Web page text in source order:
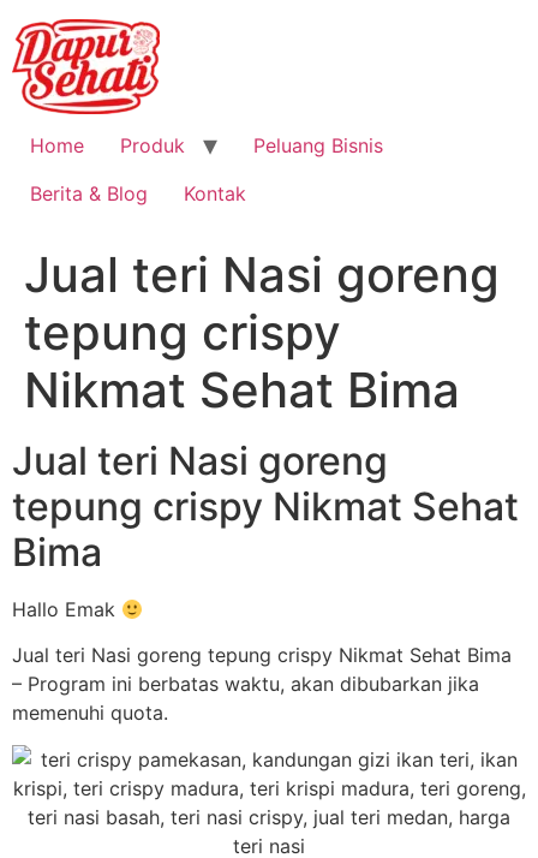
Home Produk
Peluang Bisnis
Berita & Blog
Kontak
Jual teri Nasi goreng
tepung crispy
Nikmat Sehat Bima
Jual teri Nasi goreng
tepung crispy Nikmat Sehat
Bima
Hallo Emak
Jual teri Nasi goreng tepung crispy Nikmat Sehat Bima
– Program ini berbatas waktu, akan dibubarkan jika
memenuhi quota.